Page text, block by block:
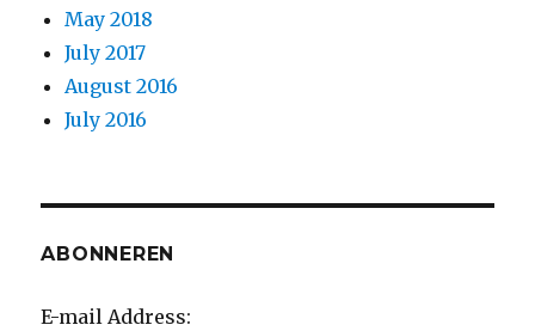
May 2018
July 2017
August 2016
July 2016
ABONNEREN
E-mail Address: